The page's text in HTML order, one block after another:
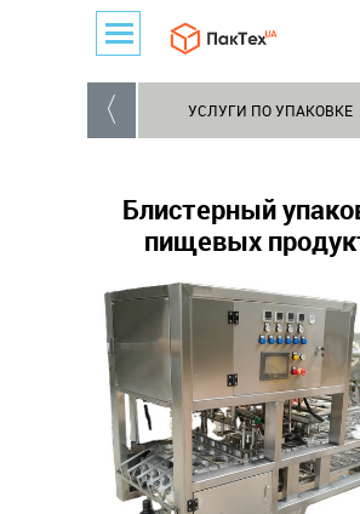
УСЛУГИ ПО УПАКОВКЕ
Блистерный
пищевых